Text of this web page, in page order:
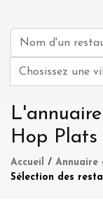
Hop Plats
Accueil / Annuaire
Sélection des